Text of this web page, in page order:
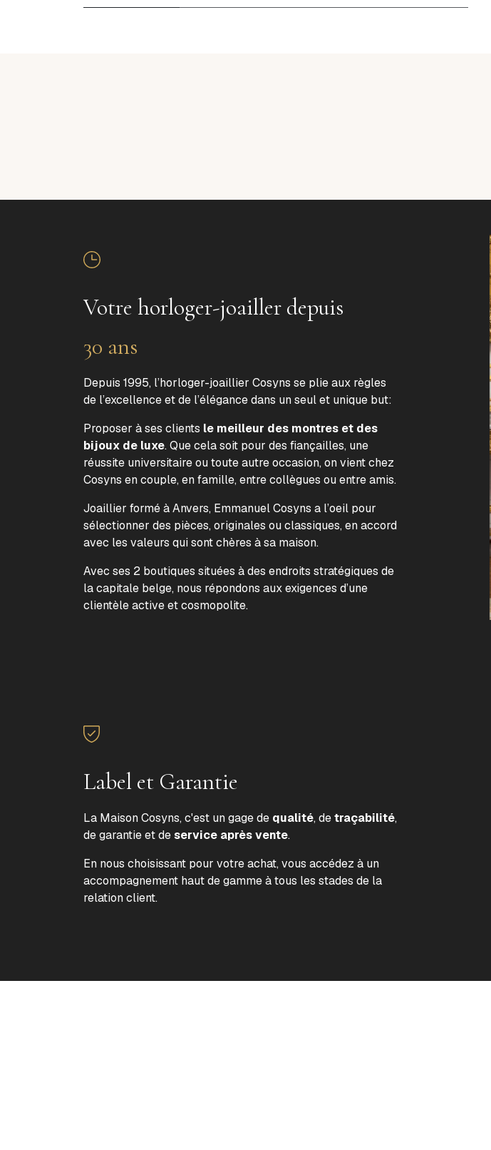
Votre horloger-joailler depuis
30 ans
Depuis 1995, l’horloger-joaillier Cosyns se plie aux règles
de l’excellence et de l’élégance dans un seul et unique but:
Proposer à ses clients le meilleur des montres et des
bijoux de luxe. Que cela soit pour des fiançailles, une
réussite universitaire ou toute autre occasion, on vient chez
Cosyns en couple, en famille, entre collègues ou entre amis.
Joaillier formé à Anvers, Emmanuel Cosyns a l’oeil pour
sélectionner des pièces, originales ou classiques, en accord
avec les valeurs qui sont chères à sa maison.
Avec ses 2 boutiques situées à des endroits stratégiques de
la capitale belge, nous répondons aux exigences d’une
clientèle active et cosmopolite.
Label et Garantie
La Maison Cosyns, c'est un gage de qualité, detraçabilité,
de garantie et deservice après vente.
En nous choisissant pour votre achat, vous accédez à un
accompagnement haut de gamme à tous les stades de la
relation client.